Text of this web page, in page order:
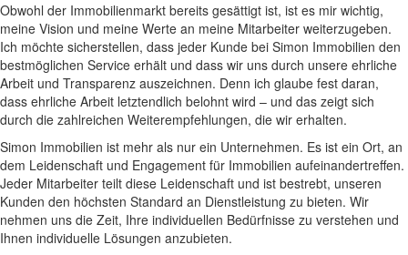
Obwohl der Immobilienmarkt bereits gesättigt ist, ist es mir wichtig,
meine Vision und meine Werte an meine Mitarbeiter weiterzugeben.
Ich möchte sicherstellen, dass jeder Kunde bei Simon Immobilien den
bestmöglichen Service erhält und dass wir uns durch unsere ehrliche
Arbeit und Transparenz auszeichnen. Denn ich glaube fest daran,
dass ehrliche Arbeit letztendlich belohnt wird – und das zeigt sich
durch die zahlreichen Weiterempfehlungen, die wir erhalten.
Simon Immobilien ist mehr als nur ein Unternehmen. Es ist ein Ort, an
dem Leidenschaft und Engagement für Immobilien aufeinandertreffen.
Jeder Mitarbeiter teilt diese Leidenschaft und ist bestrebt, unseren
Kunden den höchsten Standard an Dienstleistung zu bieten. Wir
nehmen uns die Zeit, Ihre individuellen Bedürfnisse zu verstehen und
Ihnen individuelle Lösungen anzubieten.